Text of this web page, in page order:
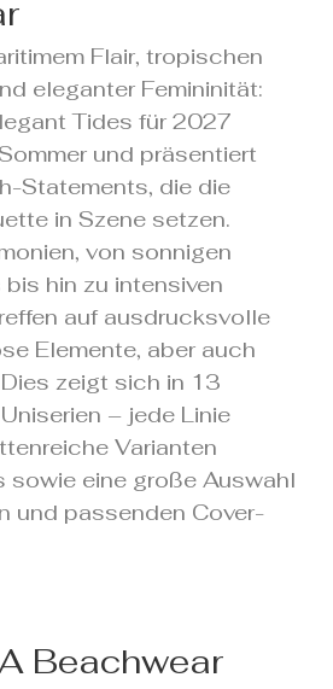
Flair, tropischen
eleganter Femininität:
Tides für 2027
und präsentiert
Statements, die die
in Szene setzen.
von sonnigen
hin zu intensiven
auf ausdrucksvolle
Elemente, aber auch
zeigt sich in 13
– jede Linie
Varianten
sowie eine große Auswahl
und passenden Cover-
Beachwear